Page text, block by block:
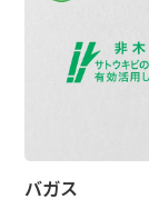
バガス